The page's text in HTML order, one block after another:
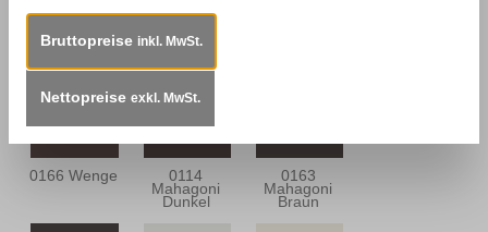
0113
Mahagoni Hell
0164
Nussbaum
Antik
0166 Wenge 0114
Mahagoni
Dunkel
0163
Mahagoni
Braun
Bruttopreise inkl. MwSt.
Nettopreise exkl. MwSt.